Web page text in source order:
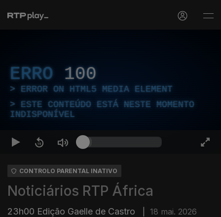
ERRO 100
ERROR ON HTML5 MEDIA ELEMENT
ESTE CONTEÚDO ESTÁ NESTE MOMENTO
INDISPONÍVEL
CONTROLO PARENTAL INATIVO
Noticiários RTP África
23h00 Edição Gaelle de Castro 18 mai. 2026